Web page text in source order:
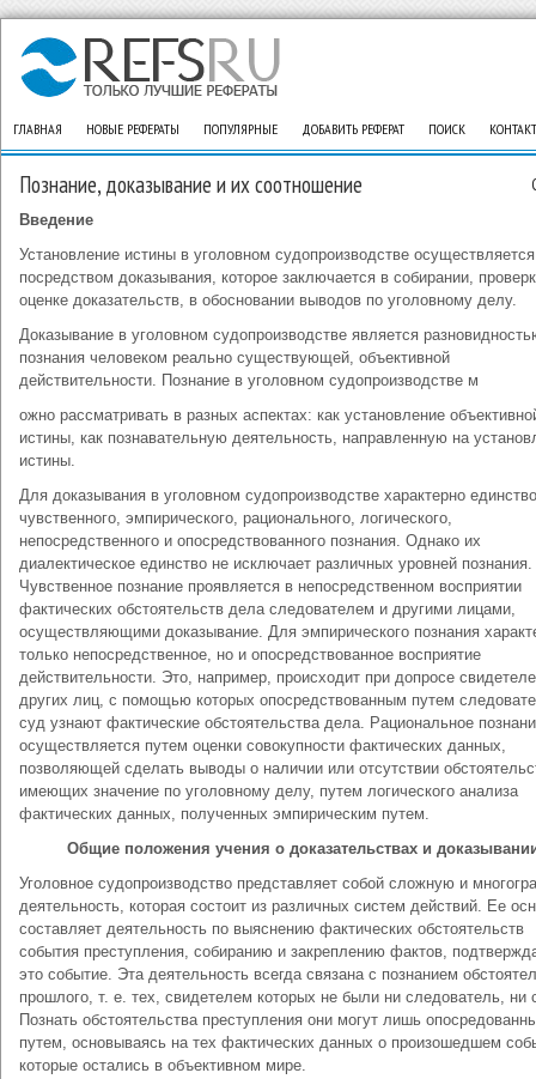
ГЛАВНАЯ НОВЫЕ РЕФЕРАТЫ ПОПУЛЯРНЫЕ ДОБАВИТЬ РЕФЕРАТ ПОИСК
Познание, доказывание и их соотношение
Введение
Установление истины в уголовном судопроизводстве осуществляется
посредством доказывания, которое заключается в собирании,
оценке доказательств, в обосновании выводов по уголовному делу.
Доказывание в уголовном судопроизводстве является
познания человеком реально существующей, объективной
действительности. Познание в уголовном судопроизводстве м
ожно рассматривать в разных аспектах: как установление
истины, как познавательную деятельность, направленную на
истины.
Для доказывания в уголовном судопроизводстве характерно единство
чувственного, эмпирического, рационального, логического,
непосредственного и опосредствованного познания. Однако их
диалектическое единство не исключает различных уровней познания.
Чувственное познание проявляется в непосредственном восприятии
фактических обстоятельств дела следователем и другими лицами,
осуществляющими доказывание. Для эмпирического познания
только непосредственное, но и опосредствованное восприятие
действительности. Это, например, происходит при допросе
других лиц, с помощью которых опосредствованным путем
суд узнают фактические обстоятельства дела. Рациональное
осуществляется путем оценки совокупности фактических данных,
позволяющей сделать выводы о наличии или отсутствии
имеющих значение по уголовному делу, путем логического анализа
фактических данных, полученных эмпирическим путем.
Общие положения учения о доказательствах и
Уголовное судопроизводство представляет собой сложную и
деятельность, которая состоит из различных систем действий. Ее
составляет деятельность по выяснению фактических обстоятельств
события преступления, собиранию и закреплению фактов,
это событие. Эта деятельность всегда связана с познанием
прошлого, т. е. тех, свидетелем которых не были ни следователь, ни
Познать обстоятельства преступления они могут лишь
путем, основываясь на тех фактических данных о произошедшем
которые остались в объективном мире.